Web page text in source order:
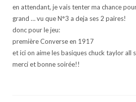
en attendant, je vais tenter ma chance
grand … vu que N°3 a deja ses 2 paires!
donc pour le jeu:
première Converse en 1917
et ici on aime les basiques chuck taylor all
merci et bonne soirée!!